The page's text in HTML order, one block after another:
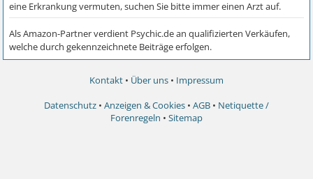
Kontakt • Über uns • Impressum
Datenschutz • Anzeigen & Cookies • AGB • Netiquette /
Forenregeln • Sitemap